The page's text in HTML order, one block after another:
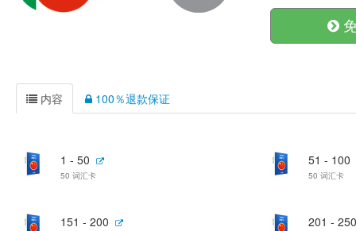
内容 100％退款保证
1 - 50
50 词汇卡
51 - 100
50 词汇卡
151 - 200 201 - 250